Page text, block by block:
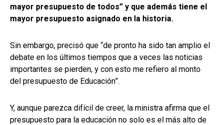
mayor presupuesto de todos” y que además tiene el
mayor presupuesto asignado en la historia.
Sin embargo, precisó que “de pronto ha sido tan amplio el
debate en los últimos tiempos que a veces las noticias
importantes se pierden, y con esto me refiero al monto
del presupuesto de Educación”.
Y, aunque parezca difícil de creer, la ministra afirma que el
presupuesto para la educación no solo es el más alto de